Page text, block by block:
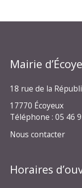
Mairie
18 rue de la
17770 Écoyeux
Téléphone : 05 46
Nous contacter
Horaires